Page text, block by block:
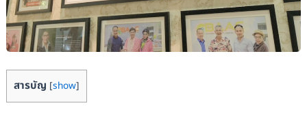
สารบัญ [show]